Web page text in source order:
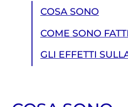
COSA SONO
COME SONO FATTI
GLI EFFETTI